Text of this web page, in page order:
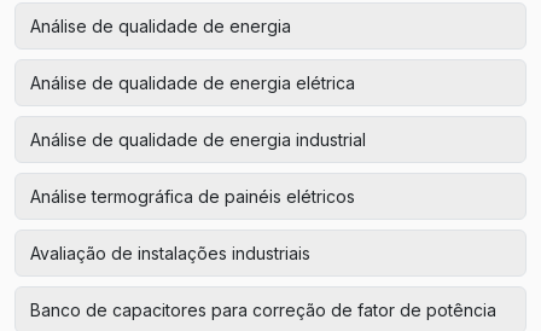
Análise de qualidade de energia
Análise de qualidade de energia elétrica
Análise de qualidade de energia industrial
Análise termográfica de painéis elétricos
Avaliação de instalações industriais
Banco de capacitores para correção de fator de potência